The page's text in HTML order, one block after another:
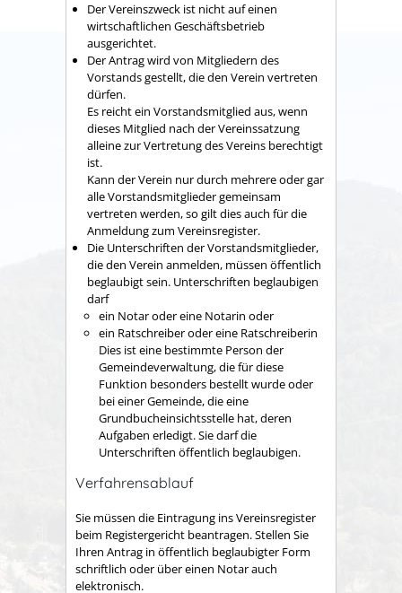
Der Vereinszweck ist nicht auf einen
wirtschaftlichen Geschäftsbetrieb
ausgerichtet.
Der Antrag wird von Mitgliedern des
Vorstands gestellt, die den Verein vertreten
dürfen.
Es reicht ein Vorstandsmitglied aus, wenn
dieses Mitglied nach der Vereinssatzung
alleine zur Vertretung des Vereins berechtigt
ist.
Kann der Verein nur durch mehrere oder gar
alle Vorstandsmitglieder gemeinsam
vertreten werden, so gilt dies auch für die
Anmeldung zum Vereinsregister.
Die Unterschriften der Vorstandsmitglieder,
die den Verein anmelden, müssen öffentlich
beglaubigt sein. Unterschriften beglaubigen
darf
ein Notar oder eine Notarin oder
ein Ratschreiber oder eine Ratschreiberin
Dies ist eine bestimmte Person der
Gemeindeverwaltung, die für diese
Funktion besonders bestellt wurde oder
bei einer Gemeinde, die eine
Grundbucheinsichtsstelle hat, deren
Aufgaben erledigt. Sie darf die
Unterschriften öffentlich beglaubigen.
Verfahrensablauf
Sie müssen die Eintragung ins Vereinsregister
beim Registergericht beantragen. Stellen Sie
Ihren Antrag in öffentlich beglaubigter Form
schriftlich oder über einen Notar auch
elektronisch.